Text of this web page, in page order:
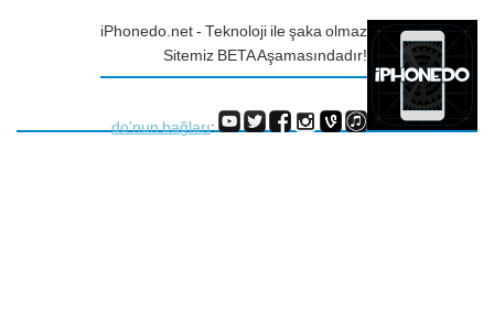
iPhonedo.net - Teknoloji ile şaka olmaz
Sitemiz BETA Aşamasındadır!
do'nun bağları: